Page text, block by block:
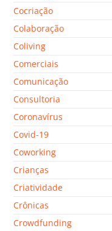
Cocriação
Colaboração
Coliving
Comerciais
Comunicação
Consultoria
Coronavírus
Covid-19
Coworking
Crianças
Criatividade
Crônicas
Crowdfunding